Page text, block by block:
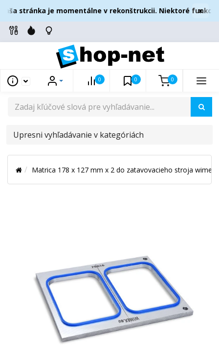
stránka je momentálne v rekonštrukcii. Niektoré funkcie
×
0 0 0
UPRESNI
V
KATEGÓRIÁCH
Matrica 178 x 127 mm x 2 do zatavovacieho stroja wimex